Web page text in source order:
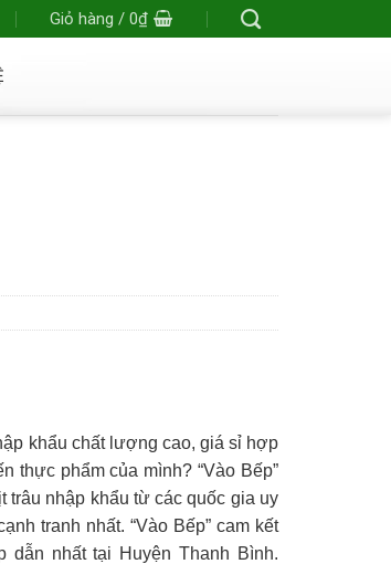
Giỏ hàng / 0₫
khẩu chất lượng cao, giá sỉ hợp
thực phẩm của mình? “Vào Bếp”
trâu nhập khẩu từ các quốc gia uy
tranh nhất. “Vào Bếp” cam kết
nhất tại Huyện Thanh Bình.